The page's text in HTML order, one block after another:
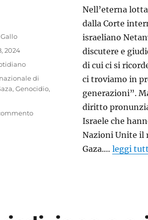
Nell’eterna
dalla Corte
israeliano
discutere e
di cui ci si
ci troviamo in
generazioni”.
diritto
Israele che
Nazioni Unite il
Gaza.… leggi
2024
di
,Genocidio,
su
violenza